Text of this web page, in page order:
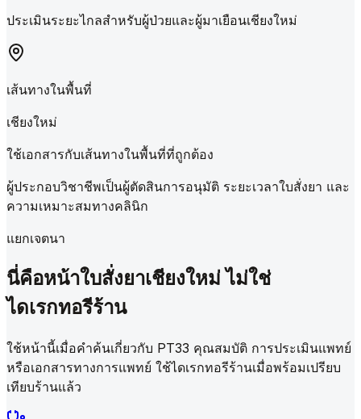
ประเมินระยะไกลสำหรับผู้ป่วยและผู้มาเยือนเชียงใหม่
เส้นทางในพื้นที่
เชียงใหม่
ใช้เอกสารกับเส้นทางในพื้นที่ที่ถูกต้อง
ผู้ประกอบวิชาชีพเป็นผู้ตัดสินการอนุมัติ ระยะเวลาใบสั่งยา และ
ความเหมาะสมทางคลินิก
แยกเจตนา
นี่คือหน้าใบสั่งยาเชียงใหม่ ไม่ใช่
ไดเรกทอรีร้าน
ใช้หน้านี้เมื่อคำค้นเกี่ยวกับ PT33 คุณสมบัติ การประเมินแพทย์
หรือเอกสารทางการแพทย์ ใช้ไดเรกทอรีร้านเมื่อพร้อมเปรียบ
เทียบร้านแล้ว